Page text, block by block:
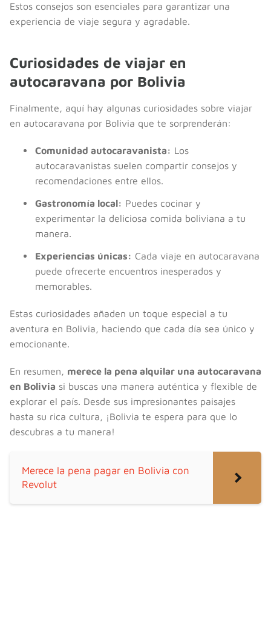
Estos consejos son esenciales para garantizar una
experiencia de viaje segura y agradable.
Curiosidades de viajar en
autocaravana por Bolivia
Finalmente, aquí hay algunas curiosidades sobre viajar
en autocaravana por Bolivia que te sorprenderán:
Comunidad autocaravanista: Los
autocaravanistas suelen compartir consejos y
recomendaciones entre ellos.
Gastronomía local: Puedes cocinar y
experimentar la deliciosa comida boliviana a tu
manera.
Experiencias únicas: Cada viaje en autocaravana
puede ofrecerte encuentros inesperados y
memorables.
Estas curiosidades añaden un toque especial a tu
aventura en Bolivia, haciendo que cada día sea único y
emocionante.
En resumen, merece la pena alquilar una autocaravana
en Bolivia si buscas una manera auténtica y flexible de
explorar el país. Desde sus impresionantes paisajes
hasta su rica cultura, ¡Bolivia te espera para que lo
descubras a tu manera!
Merece la pena pagar en Bolivia con
Revolut